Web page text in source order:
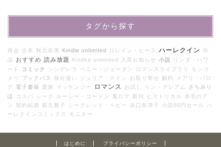
タグから探す
再会 古本 秋元奈美 Kindle unlimited ロレイン・ヒース ハーレクイン 作
品
おすすめ 読み放題 Kindke unlimited 入荷お知らせ 小説
リンダ・ハワ
ード
コミック シンデレラ ペニー・ジョーダン ロマンスライブラリ
モンゴ
メリ
ブックパス 身分違い ジュリア・クイン お取り寄せ 解約
メアリ・バロ
グ 電子書籍 貴族 マッケンジー ロマンス お試し リン・グレアム
さちみり
ほ
コスパ シーク ルーシー・ゴードン 鬼ロマ 新刊 ヒストリカル 赤毛のア
ン
契約結婚 荻丸雅子 シークレット・ベビー 浜口奈津子 小説98円セール ハ
ーレクインコミックス
モニター
はじめに プライバシーポリシー